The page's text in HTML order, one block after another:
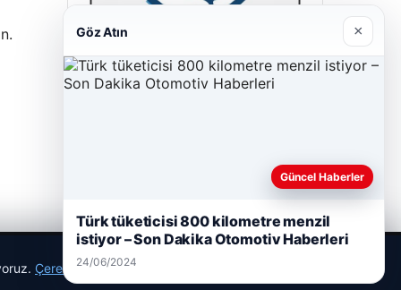
Cengiz Sigorta
Çerez Politikamız
Göz Atın ×
Güncel Haberler
Türk tüketicisi 800 kilometre menzil
istiyor – Son Dakika Otomotiv Haberleri
24/06/2024